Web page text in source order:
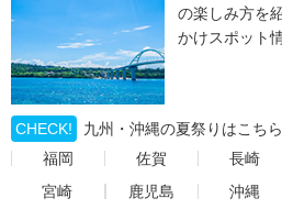
の楽しみ方を
かけスポット
CHECK!
九州・沖縄の夏祭りはこちら
福岡
佐賀 長崎
宮崎
鹿児島 沖縄